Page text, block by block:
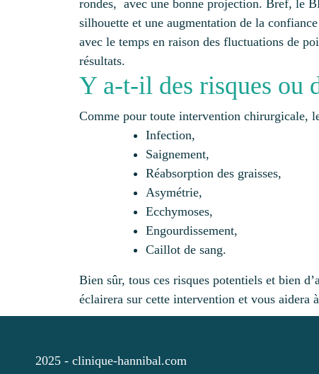
rondes, avec une bonne projection. Bref, le
silhouette et une augmentation de la
avec le temps en raison des fluctuations de
résultats.
Y a-t-il des risques ou
Comme pour toute intervention chirurgicale,
Infection,
Saignement,
Réabsorption des graisses,
Asymétrie,
Ecchymoses,
Engourdissement,
Caillot de sang.
Bien sûr, tous ces risques potentiels et bien
éclairera sur cette intervention et vous aidera
2025 - clinique-hannibal.com